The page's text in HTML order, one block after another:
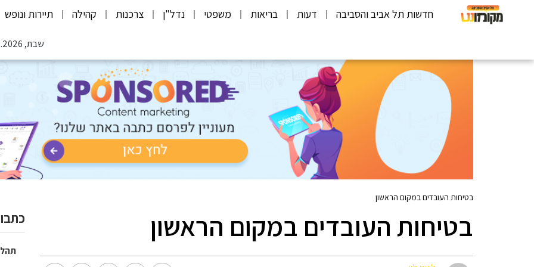
חדשות תל אביב והסביבה דעות בריאות משפטי נדל"ן צרכנות קהילה תיירות ונופש
שבת, 08.08.2026
בטיחות העובדים במקום הראשון
בטיחות העובדים במקום הראשון